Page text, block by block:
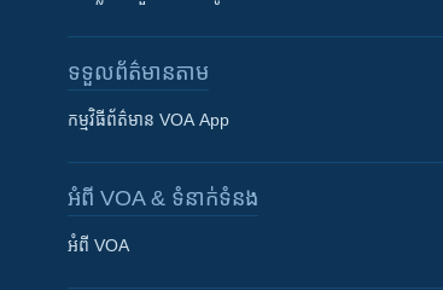
ទទួល​ព័ត៌មាន​តាម
កម្មវិធី​ព័ត៌មាន VOA App
អំពី​ VOA & ទំនាក់ទំនង
អំពី​ VOA